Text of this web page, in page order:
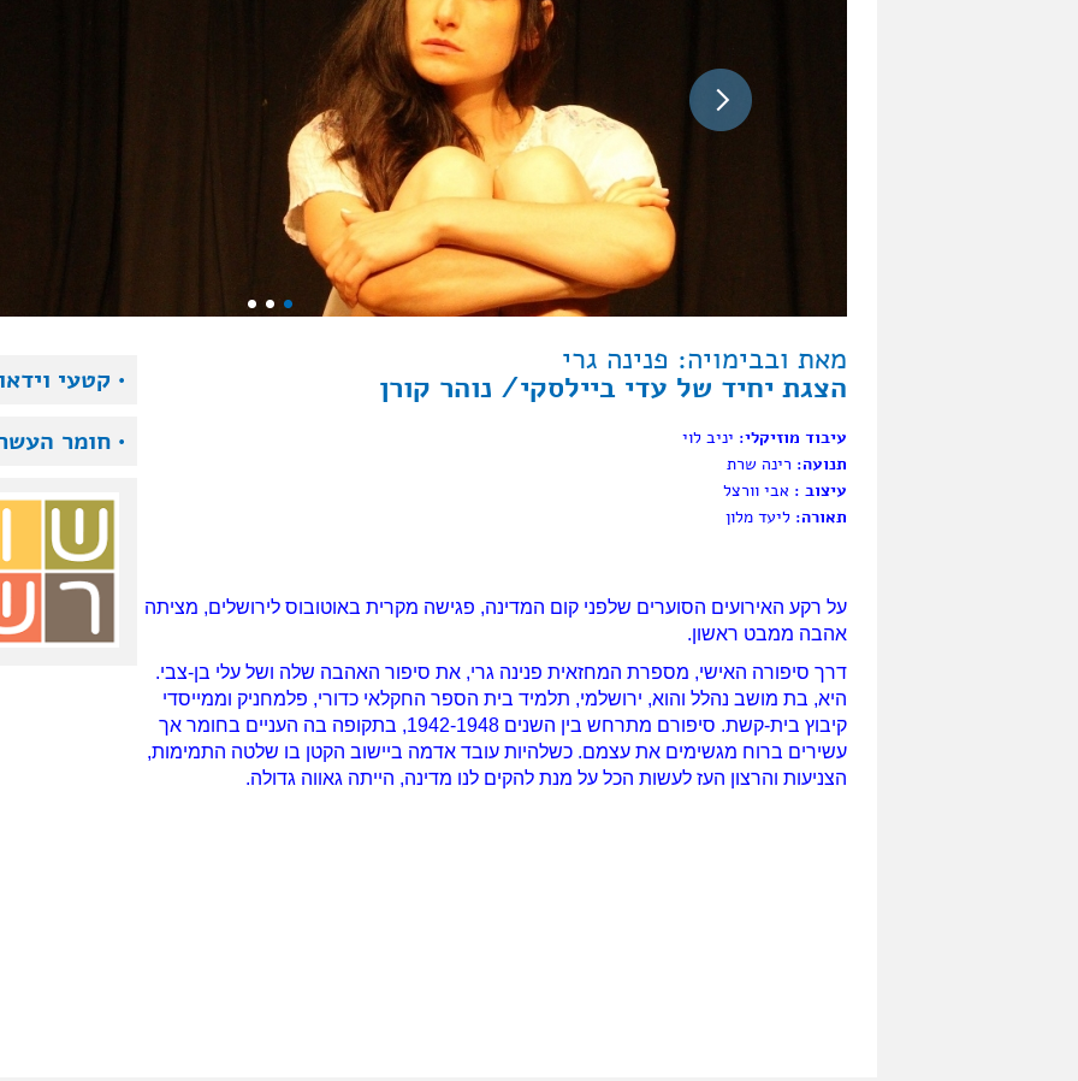
מאת ובבימויה: פנינה גרי
הצגת יחיד של עדי ביילסקי/ נוהר קורן
עיבוד מוזיקלי: יניב לוי
תנועה: רינה שרת
עיצוב : אבי וורצל
תאורה: ליעד מלון
על רקע האירועים הסוערים שלפני קום המדינה, פגישה מקרית באוטובוס לירושלים, מציתה
אהבה ממבט ראשון.
דרך סיפורה האישי, מספרת המחזאית פנינה גרי, את סיפור האהבה שלה ושל עלי בן-צבי.
היא, בת מושב נהלל והוא, ירושלמי, תלמיד בית הספר החקלאי כדורי, פלמחניק וממייסדי
קיבוץ בית-קשת.
סיפורם מתרחש בין השנים 1942-1948, בתקופה בה העניים בחומר אך
עשירים ברוח מגשימים את עצמם. כשלהיות עובד אדמה ביישוב הקטן בו שלטה התמימות,
הצניעות והרצון העז לעשות הכל על מנת להקים לנו מדינה, הייתה גאווה גדולה.
• קטעי
• חומר